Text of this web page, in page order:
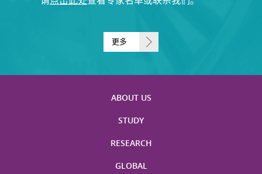
更多
ABOUT US
STUDY
RESEARCH
GLOBAL